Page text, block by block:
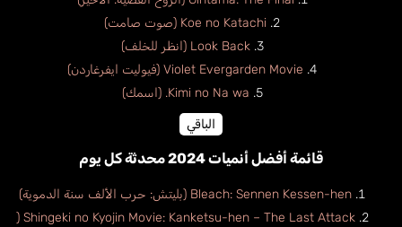
Koe no Katachi (صوت صامت)
Look Back (انظر للخلف)
Violet Evergarden Movie (فيوليت ايفرغاردن)
Kimi no Na wa. (اسمك)
الباقي
قائمة أفضل أنميات 2024 محدثة كل يوم
Bleach: Sennen Kessen-hen (بليتش: حرب الألف سنة الدموية)
Shingeki no Kyojin Movie: Kanketsu-hen – The Last Attack (